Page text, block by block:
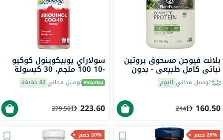
بلانت فيوجن مسحوق بروتين
نباتي كامل طبيعي - بدون
ستيفيا 1 رطل
توصيل مجاني اليوم
160.50
214
سولاراي يوبيكوينول كوكيو
-10 100 ملجم، 30 كبسولة
هلاميةتوصيل مجاني60 دقيقة
223.60
279.50
20% خصم 20% خصم